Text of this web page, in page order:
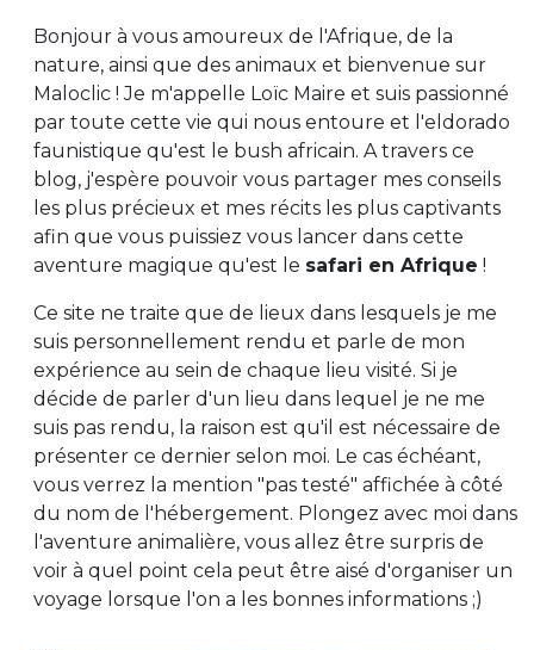
Bonjour à vous amoureux de l'Afrique, de la
nature, ainsi que des animaux et bienvenue sur
Maloclic ! Je m'appelle Loïc Maire et suis passionné
par toute cette vie qui nous entoure et l'eldorado
faunistique qu'est le bush africain. A travers ce
blog, j'espère pouvoir vous partager mes conseils
les plus précieux et mes récits les plus captivants
afin que vous puissiez vous lancer dans cette
aventure magique qu'est le safari en Afrique !
Ce site ne traite que de lieux dans lesquels je me
suis personnellement rendu et parle de mon
expérience au sein de chaque lieu visité. Si je
décide de parler d'un lieu dans lequel je ne me
suis pas rendu, la raison est qu'il est nécessaire de
présenter ce dernier selon moi. Le cas échéant,
vous verrez la mention "pas testé" affichée à côté
du nom de l'hébergement. Plongez avec moi dans
l'aventure animalière, vous allez être surpris de
voir à quel point cela peut être aisé d'organiser un
voyage lorsque l'on a les bonnes informations ;)